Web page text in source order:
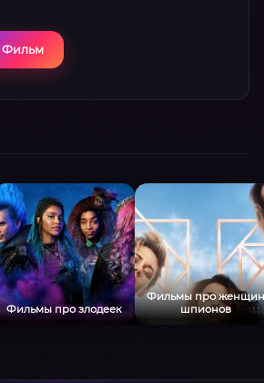
Фильм
Фильмы про злодеек
Фильмы про женщин
шпионов